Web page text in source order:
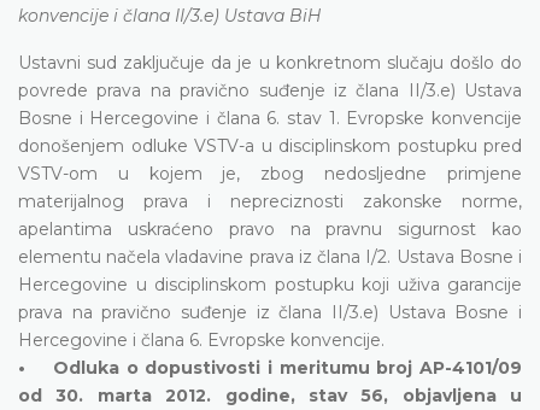
konvencije i člana II/3.e) Ustava BiH
Ustavni sud zaključuje da je u konkretnom slučaju došlo do
povrede prava na pravično suđenje iz člana II/3.e) Ustava
Bosne i Hercegovine i člana 6. stav 1. Evropske konvencije
donošenjem odluke VSTV-a u disciplinskom postupku pred
VSTV-om u kojem je, zbog nedosljedne primjene
materijalnog prava i nepreciznosti zakonske norme,
apelantima uskraćeno pravo na pravnu sigurnost kao
elementu načela vladavine prava iz člana I/2. Ustava Bosne i
Hercegovine u disciplinskom postupku koji uživa garancije
prava na pravično suđenje iz člana II/3.e) Ustava Bosne i
Hercegovine i člana 6. Evropske konvencije.
• Odluka o dopustivosti i meritumu broj AP-4101/09
od 30. marta 2012. godine, stav 56, objavljena u